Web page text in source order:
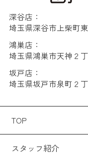
深谷店：
埼玉県深谷市上柴町
鴻巣店：
埼玉県鴻巣市天神２
坂戸店：
埼玉県坂戸市泉町２
TOP
スタッフ紹介